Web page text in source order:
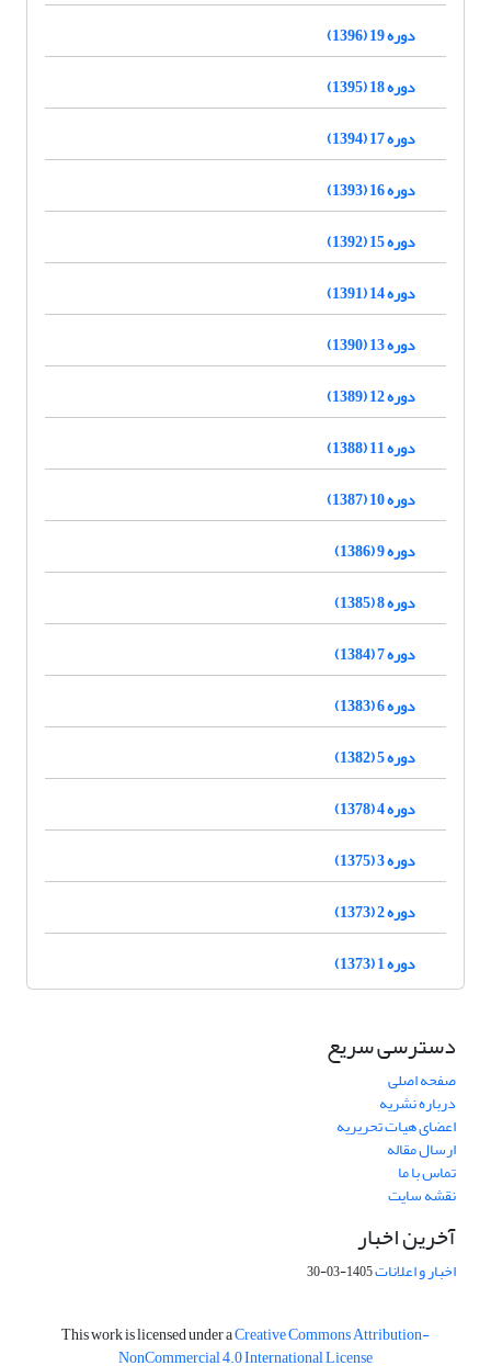
دوره 19 (1396)
دوره 18 (1395)
دوره 17 (1394)
دوره 16 (1393)
دوره 15 (1392)
دوره 14 (1391)
دوره 13 (1390)
دوره 12 (1389)
دوره 11 (1388)
دوره 10 (1387)
دوره 9 (1386)
دوره 8 (1385)
دوره 7 (1384)
دوره 6 (1383)
دوره 5 (1382)
دوره 4 (1378)
دوره 3 (1375)
دوره 2 (1373)
دوره 1 (1373)
دسترسی سریع
صفحه اصلی
درباره نشریه
اعضای هیات تحریریه
ارسال مقاله
تماس با ما
نقشه سایت
آخرین اخبار
اخبار و اعلانات1405-03-30
This work is licensed under aCreative Commons Attribution-
NonCommercial 4.0 International License